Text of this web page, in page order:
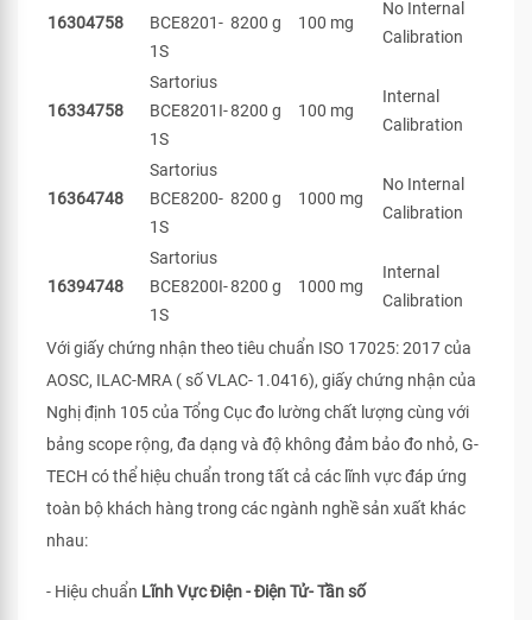
16304758
BCE8201-
1S
8200 g 100 mg
No Internal
Calibration
16334758
Sartorius
BCE8201I-
1S
8200 g 100 mg
Internal
Calibration
16364748
Sartorius
BCE8200-
1S
8200 g 1000 mg
No Internal
Calibration
16394748
Sartorius
BCE8200I-
1S
8200 g 1000 mg
Internal
Calibration
Với giấy chứng nhận theo tiêu chuẩn ISO 17025: 2017 của
AOSC, ILAC-MRA ( số VLAC- 1.0416), giấy chứng nhận của
Nghị định 105 của Tổng Cục đo lường chất lượng cùng với
bảng scope rộng, đa dạng và độ không đảm bảo đo nhỏ, G-
TECH có thể hiệu chuẩn trong tất cả các lĩnh vực đáp ứng
toàn bộ khách hàng trong các ngành nghề sản xuất khác
nhau:
- Hiệu chuẩn Lĩnh Vực Điện - Điện Tử- Tần số